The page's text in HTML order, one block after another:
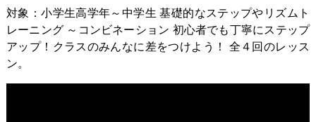
対象：小学生高学年～中学生 基礎的なステップやリズムト
レーニング ～コンビネーション 初心者でも丁寧にステップ
アップ！クラスのみんなに差をつけよう！ 全４回のレッス
ン。